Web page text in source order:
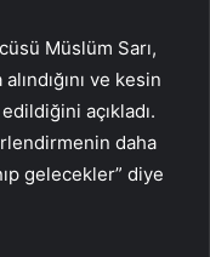
Müslüm Sarı,
ve kesin
açıkladı.
daha
gelecekler” diye